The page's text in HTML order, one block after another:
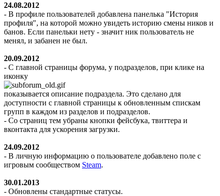
24.08.2012
- В профиле пользователей добавлена панелька "История
профиля", на которой можно увидеть историю смены ников и
банов. Если панельки нету - значит ник пользователь не
менял, и забанен не был.
20.09.2012
- С главной страницы форума, у подразделов, при клике на
иконку
показывается описание подраздела. Это сделано для
доступности с главной страницы к обновленным спискам
групп в каждом из разделов и подразделов.
- Со страниц тем убраны кнопки фейсбука, твиттера и
вконтакта для ускорения загрузки.
24.09.2012
- В личную информацию о пользователе добавлено поле с
игровым сообществом Steam.
30.01.2013
- Обновлены стандартные статусы.